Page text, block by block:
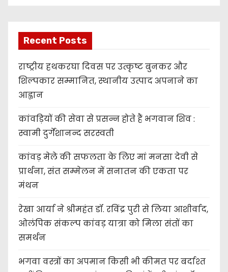
Recent Posts
राष्ट्रीय हथकरघा दिवस पर उत्कृष्ट बुनकर और
शिल्पकार सम्मानित, स्थानीय उत्पाद अपनाने का
आह्वान
कांवड़ियों की सेवा से प्रसन्न होते हैं भगवान शिव :
स्वामी दुर्गेशानन्द सरस्वती
कांवड़ मेले की सफलता के लिए मां मनसा देवी से
प्रार्थना, संत सम्मेलन में सनातन की एकता पर
मंथन
रेखा आर्या ने श्रीमहंत डॉ. रविंद्र पुरी से लिया आशीर्वाद,
ओलंपिक संकल्प कांवड़ यात्रा को मिला संतों का
समर्थन
भगवा वस्त्रों का अपमान किसी भी कीमत पर बर्दाश्त